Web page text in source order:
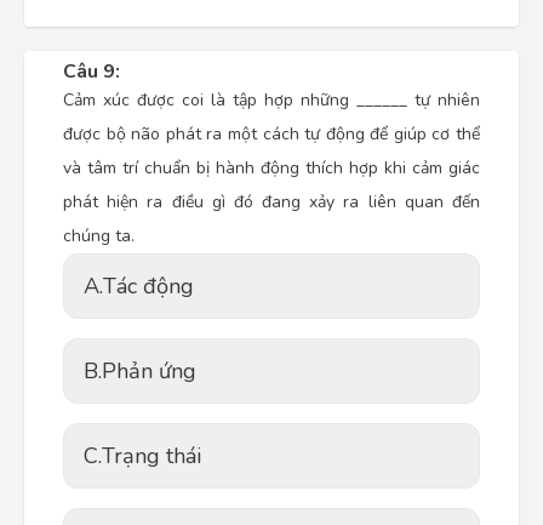
Câu 9:
Cảm xúc được coi là tập hợp những ______ tự nhiên
được bộ não phát ra một cách tự động để giúp cơ thể
và tâm trí chuẩn bị hành động thích hợp khi cảm giác
phát hiện ra điều gì đó đang xảy ra liên quan đến
chúng ta.
A.Tác động
B.Phản ứng
C.Trạng thái